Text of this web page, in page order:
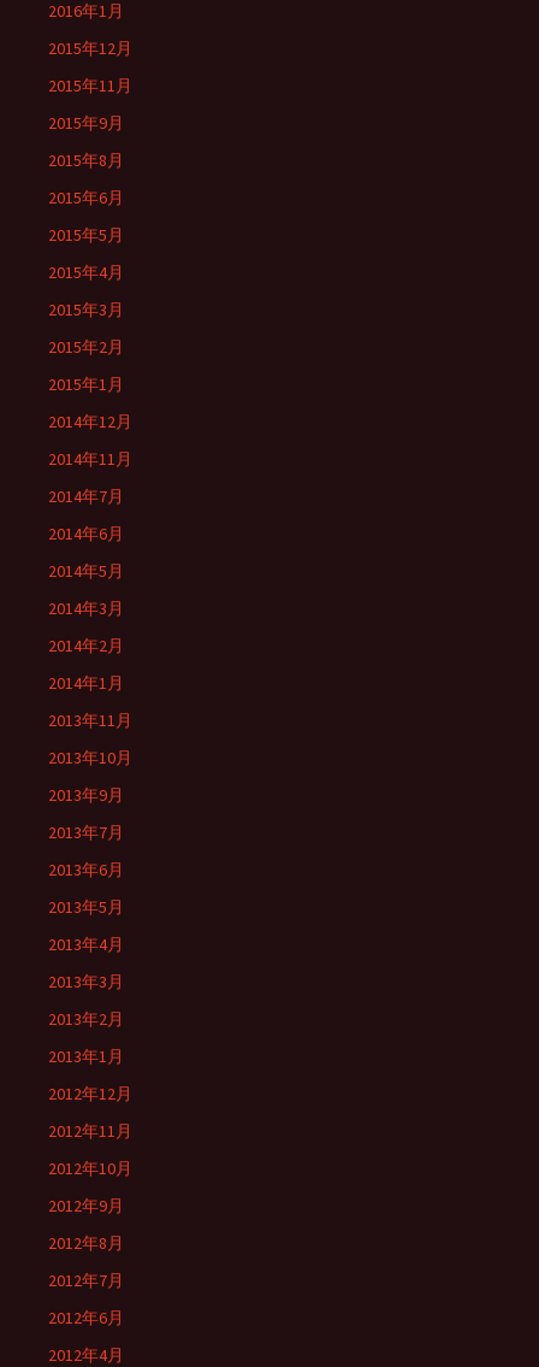
2016年1月
2015年12月
2015年11月
2015年9月
2015年8月
2015年6月
2015年5月
2015年4月
2015年3月
2015年2月
2015年1月
2014年12月
2014年11月
2014年7月
2014年6月
2014年5月
2014年3月
2014年2月
2014年1月
2013年11月
2013年10月
2013年9月
2013年7月
2013年6月
2013年5月
2013年4月
2013年3月
2013年2月
2013年1月
2012年12月
2012年11月
2012年10月
2012年9月
2012年8月
2012年7月
2012年6月
2012年4月